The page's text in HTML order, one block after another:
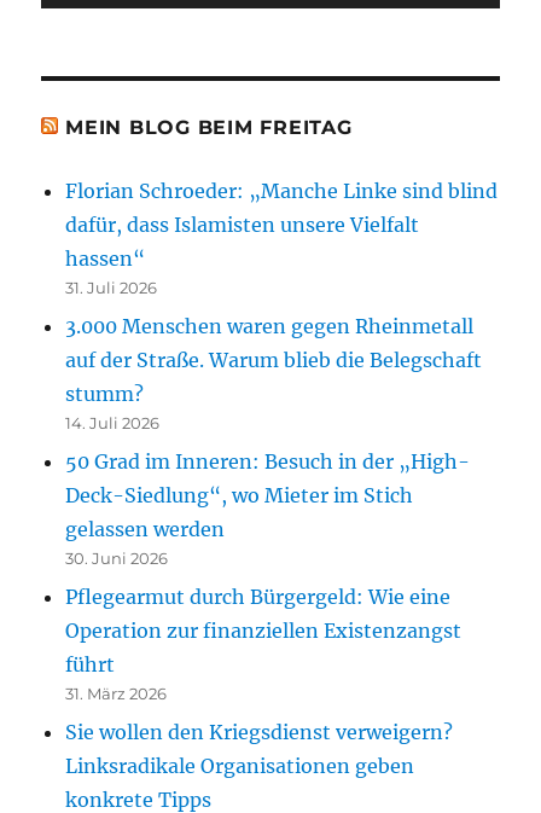
MEIN BLOG BEIM FREITAG
Florian Schroeder: „Manche Linke sind blind
dafür, dass Islamisten unsere Vielfalt
hassen“
31. Juli 2026
3.000 Menschen waren gegen Rheinmetall
auf der Straße. Warum blieb die Belegschaft
stumm?
14. Juli 2026
50 Grad im Inneren: Besuch in der „High-
Deck-Siedlung“, wo Mieter im Stich
gelassen werden
30. Juni 2026
Pflegearmut durch Bürgergeld: Wie eine
Operation zur finanziellen Existenzangst
führt
31. März 2026
Sie wollen den Kriegsdienst verweigern?
Linksradikale Organisationen geben
konkrete Tipps